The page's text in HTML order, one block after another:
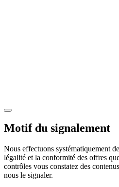
Motif du signalement
Nous effectuons systématiquement
légalité et la conformité des offres
contrôles vous constatez des
nous le signaler.